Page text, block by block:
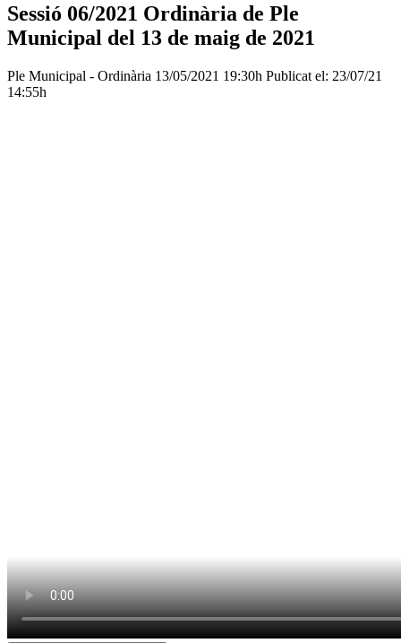
Sessió 06/2021 Ordinària de Ple
Municipal del 13 de maig de 2021
Ple Municipal - Ordinària 13/05/2021 19:30h Publicat el: 23/07/21
14:55h